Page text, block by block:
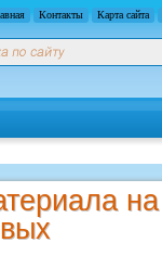
Контакты Карта сайта
на